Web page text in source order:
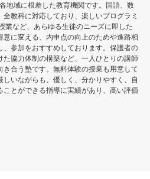
地域に根差した教育機関です。国語、数
教科に対応しており、楽しいプログラミ
業など、あらゆる生徒のニーズに即した
に変える、内申点の向上のためや進路相
参加をおすすめしております。保護者の
協力体制の構築など、一人ひとりの講師
き合う塾です。無料体験の授業も用意して
いながらも、優しく、分かりやすく、自
とができる指導に実績があり、高い評価